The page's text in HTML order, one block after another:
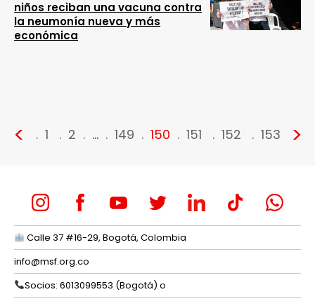
niños reciban una vacuna contra
la neumonía nueva y más
económica
< 1 2 … 149 150 151 152 153 >
Calle 37 #16-29, Bogotá, Colombia
info@msf.org.co
Socios: 6013099553 (Bogotá) o